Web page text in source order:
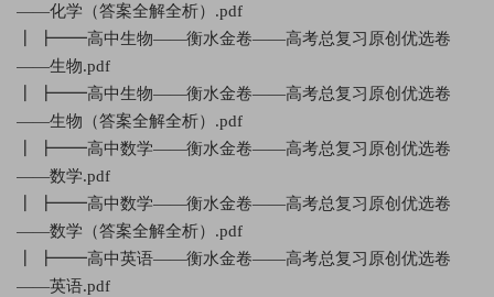
——化学（答案全解全析）.pdf
┃ ┣━━高中生物——衡水金卷——高考总复习原创优选卷
——生物.pdf
┃ ┣━━高中生物——衡水金卷——高考总复习原创优选卷
——生物（答案全解全析）.pdf
┃ ┣━━高中数学——衡水金卷——高考总复习原创优选卷
——数学.pdf
┃ ┣━━高中数学——衡水金卷——高考总复习原创优选卷
——数学（答案全解全析）.pdf
┃ ┣━━高中英语——衡水金卷——高考总复习原创优选卷
——英语.pdf